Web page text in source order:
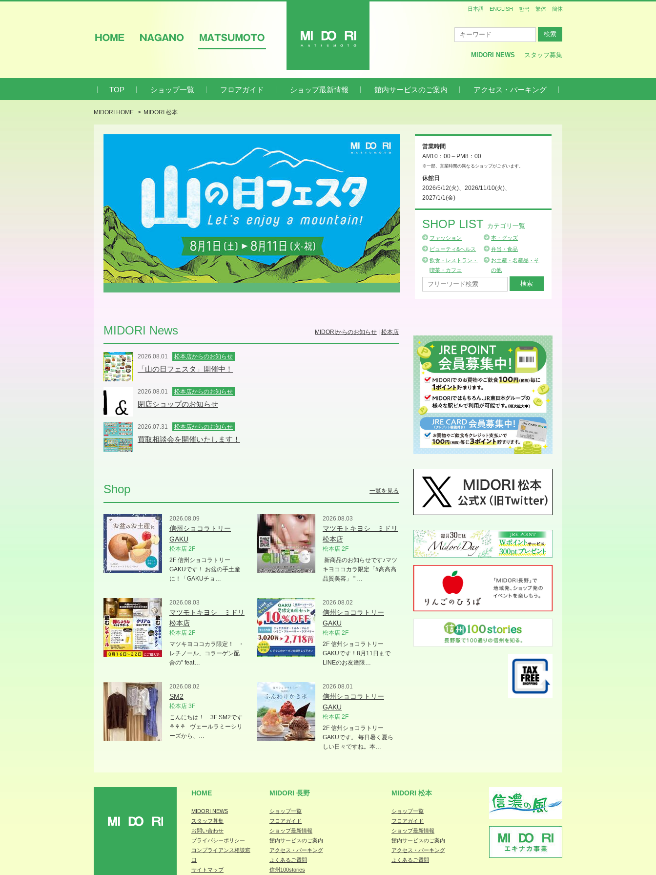
MIDORI NEWS
スタッフ募集
日本語 ENGLISH 한국 繁体 簡体
TOP ショップ一覧 フロアガイド ショップ最新情報 館内サービスのご案内 アクセス・パーキング
MIDORI HOME MIDORI 松本
営業時間
AM10：00～PM8：00
※一部、営業時間の異なるショップがございます。
休館日
2026/5/12(火)、2026/11/10(火)、
2027/1/1(金)
SHOP LIST カテゴリ一覧
ファッション
本・グッズ
ビューティ&ヘルス
弁当・食品
飲食・レストラン・
喫茶・カフェ
お土産・名産品・そ
の他
MIDORI News MIDORIからのお知らせ | 松本店
2026.08.01 松本店からのお知らせ
「山の日フェスタ」開催中！
2026.08.01 松本店からのお知らせ
閉店ショップのお知らせ
2026.07.31 松本店からのお知らせ
買取相談会を開催いたします！
Shop 一覧を見る
2026.08.09
信州ショコラトリー
GAKU
松本店 2F
2F 信州ショコラトリー
GAKUです！ お盆の手土産
に！「GAKUチョ…
2026.08.03
マツモトキヨシ ミドリ
松本店
松本店 2F
新商品のお知らせです♪マツ
キヨココカラ限定「#高高高
品質美容」 " …
2026.08.03
マツモトキヨシ ミドリ
松本店
松本店 2F
マツキヨココカラ限定！ ・
レチノール、コラーゲン配
合の" feat…
2026.08.02
信州ショコラトリー
GAKU
松本店 2F
2F 信州ショコラトリー
GAKUです！8月11日まで
LINEのお友達限…
2026.08.02
SM2
松本店 3F
こんにちは！ 3F SM2です
⚘⚘⚘ ヴェールラミーシリ
ーズから、…
2026.08.01
信州ショコラトリー
GAKU
松本店 2F
2F 信州ショコラトリー
GAKUです。 毎日暑く夏ら
しい日々ですね。本…
HOME
MIDORI NEWS
スタッフ募集
お問い合わせ
プライバシーポリシー
コンプライアンス相談窓
口
サイトマップ
MIDORI 長野
ショップ一覧
フロアガイド
ショップ最新情報
館内サービスのご案内
アクセス・パーキング
よくあるご質問
信州100stories
MIDORI 松本
ショップ一覧
フロアガイド
ショップ最新情報
館内サービスのご案内
アクセス・パーキング
よくあるご質問